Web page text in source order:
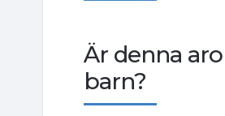
Är denna
barn?